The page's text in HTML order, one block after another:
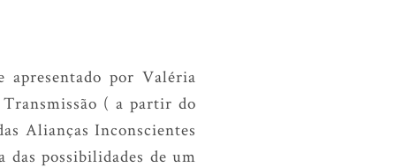
por Valéria
( a partir do
Alianças Inconscientes
possibilidades de um